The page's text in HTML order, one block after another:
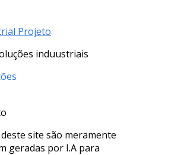
Projeto
induustriais
site são meramente
geradas por I.A para